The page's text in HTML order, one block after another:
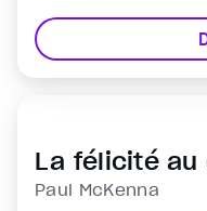
vos objectifs à
à des techniques
votre
La félicité au
Paul McKenna